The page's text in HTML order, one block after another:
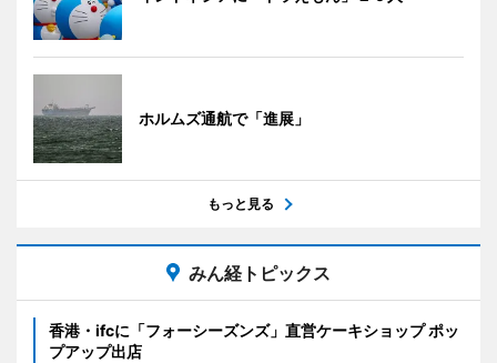
ホルムズ通航で「進展」
もっと見る
みん経トピックス
香港・ifcに「フォーシーズンズ」直営ケーキショップ ポッ
プアップ出店